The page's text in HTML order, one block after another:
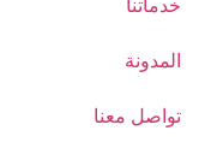
خدماتنا
المدونة
تواصل معنا